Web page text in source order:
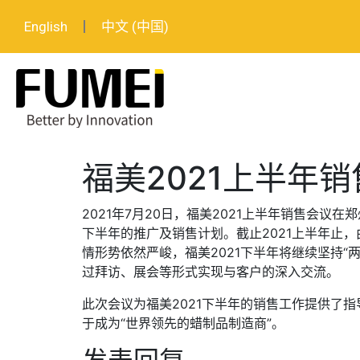
English 中文 (中国)
福美2021上半年
2021年7月20日，福美2021上半年销售会议在
下半年的推广及销售计划。截止2021上半年止
情形势依然严峻，福美2021下半年将继续坚持“
过拜访、展会等形式实现与客户的深入交流。
此次会议为福美2021下半年的销售工作提供了
于成为“世界领先的蜡制品制造商”。